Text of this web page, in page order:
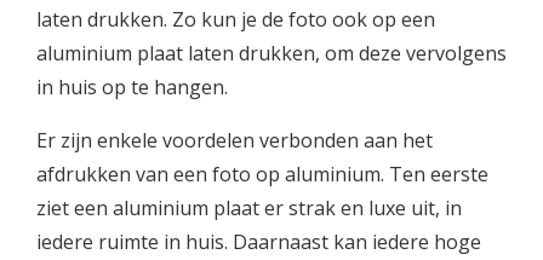
laten drukken. Zo kun je de foto ook op een
aluminium plaat laten drukken, om deze vervolgens
in huis op te hangen.
Er zijn enkele voordelen verbonden aan het
afdrukken van een foto op aluminium. Ten eerste
ziet een aluminium plaat er strak en luxe uit, in
iedere ruimte in huis. Daarnaast kan iedere hoge